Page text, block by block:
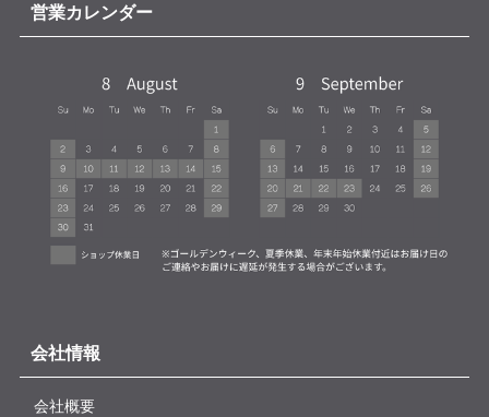
営業カレンダー
会社情報
会社概要